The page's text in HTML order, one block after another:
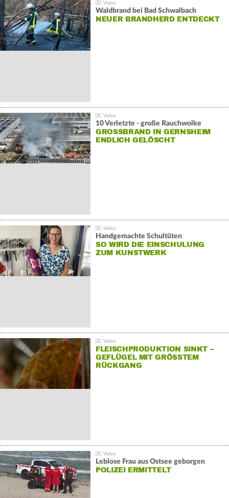
Waldbrand bei Bad Schwalbach
NEUER BRANDHERD ENTDECKT
10 Verletzte - große Rauchwolke
GROSSBRAND IN GERNSHEIM E
NDLICH GELÖSCHT
Handgemachte Schultüten
SO WIRD DIE EINSCHULUNG
ZUM KUNSTWERK
FLEISCHPRODUKTION SINKT –
GEFLÜGEL MIT GRÖSSTEM R
ÜCKGANG
Leblose Frau aus Ostsee geborgen
POLIZEI ERMITTELT